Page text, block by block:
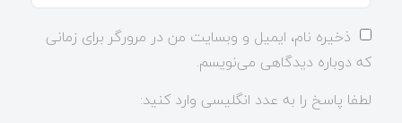
ذخیره نام، ایمیل و وبسایت من در مرورگر برای زمانی
که دوباره دیدگاهی می‌نویسم.
لطفا پاسخ را به عدد انگلیسی وارد کنید: